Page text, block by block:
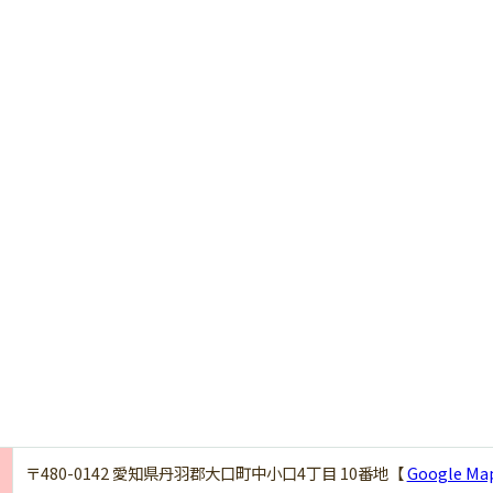
〒480-0142 愛知県丹羽郡大口町中小口4丁目 10番地【Google